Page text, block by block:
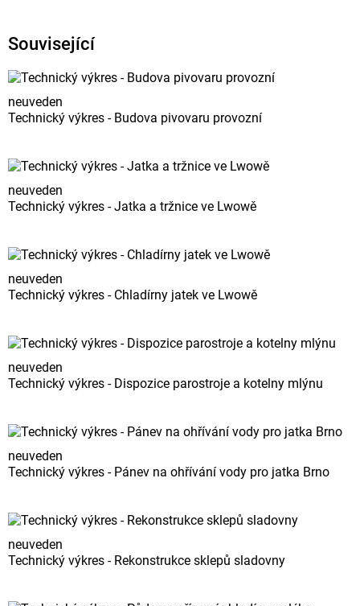
Související
neuveden
Technický výkres - Budova pivovaru provozní
neuveden
Technický výkres - Jatka a tržnice ve Lwowě
neuveden
Technický výkres - Chladírny jatek ve Lwowě
neuveden
Technický výkres - Dispozice parostroje a kotelny mlýnu
neuveden
Technický výkres - Pánev na ohřívání vody pro jatka Brno
neuveden
Technický výkres - Rekonstrukce sklepů sladovny